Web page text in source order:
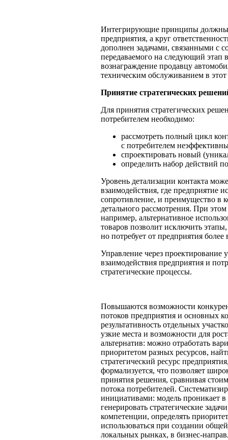
Интегрирующие принципы
предприятия, а круг
дополнен задачами, связанными с
передаваемого на следующий этап
вознаграждение продавцу
техническим обслуживанием в
Принятие стратегических
Для принятия стратегических
потребителем необходимо:
рассмотреть полный цикл
с потребителем
спроектировать новый
определить набор действий
Уровень детализации контакта
взаимодействия, где предприятие
сопротивление, и преимущество в
детального рассмотрения. При
например, альтернативное
товаров позволит исключить
но потребует от предприятия
Управление через проектирование
взаимодействия предприятия и
стратегические процессы.
Повышаются возможности
потоков предприятия и основных
результативность отдельных
узкие места и возможности для
альтернатив: можно отработать
приоритетом разных ресурсов,
стратегический ресурс
формализуется, что позволяет
принятия решения, сравнивая
потока потребителей.
инициативами: модель проникает
генерировать стратегические
компетенции, определять
использоваться при создании
локальных рынках, в бизнес-